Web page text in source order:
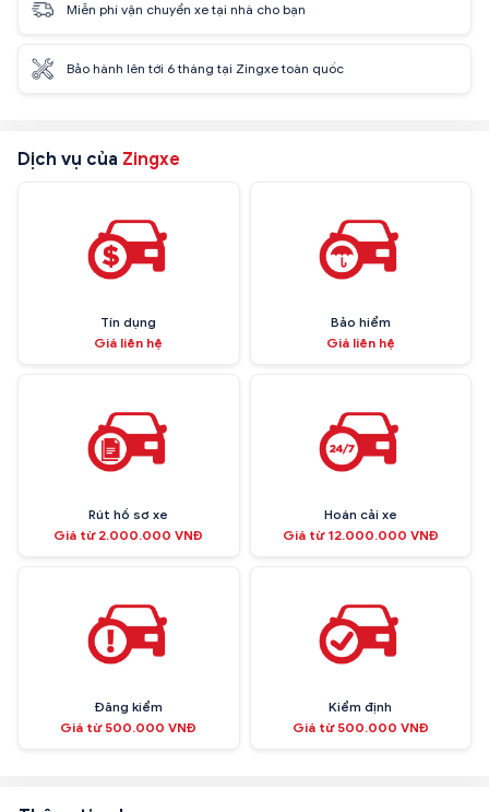
Miễn phí vận chuyển xe tại nhà cho bạn
Bảo hành lên tới 6 tháng tại Zingxe toàn quốc
Dịch vụ của Zingxe
Tín dụng
Giá liên hệ
Bảo hiểm
Giá liên hệ
Rút hồ sơ xe
Giá từ 2.000.000 VNĐ
Hoán cải xe
Giá từ 12.000.000 VNĐ
Đăng kiểm
Giá từ 500.000 VNĐ
Kiểm định
Giá từ 500.000 VNĐ